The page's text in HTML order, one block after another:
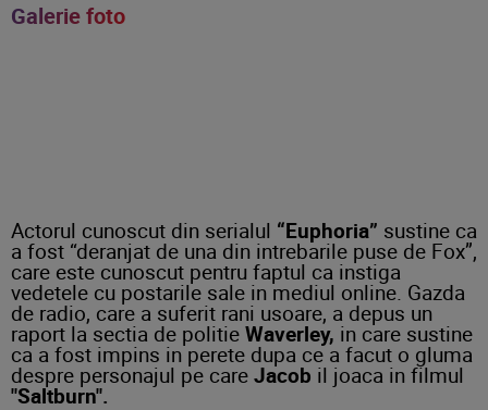
Galerie foto
Actorul cunoscut din serialul “Euphoria” sustine ca
a fost “deranjat de una din intrebarile puse de Fox”,
care este cunoscut pentru faptul ca instiga
vedetele cu postarile sale in mediul online. Gazda
de radio, care a suferit rani usoare, a depus un
raport la sectia de politie Waverley, in care sustine
ca a fost impins in perete dupa ce a facut o gluma
despre personajul pe care Jacob il joaca in filmul
"Saltburn".